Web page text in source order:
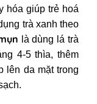
hóa giúp trẻ hoá
trà xanh theo
là dùng lá trà
4-5 thìa, thêm
lên da mặt trong